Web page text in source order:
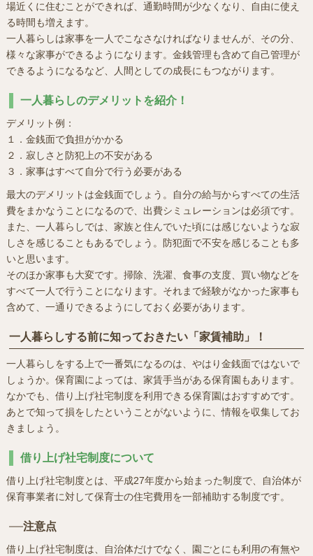
場近くに住むことができれば、通勤時間が少なくなり、自由に使え
る時間も増えます。
一人暮らしは家事を一人でこなさなければなりませんが、その分、
様々な家事ができるようになります。金銭管理も含めて自己管理が
できるようになるなど、人間としての成長にもつながります。
一人暮らしのデメリットを紹介！
デメリット例：
１．金銭面で負担がかかる
２．寂しさと防犯上の不安がある
３．家事はすべて自分で行う必要がある
最大のデメリットは金銭面でしょう。自分の給与からすべての生活
費をまかなうことになるので、出費シミュレーションは必須です。
また、一人暮らしでは、家族と住んでいた頃には感じないような寂
しさを感じることもあるでしょう。防犯面で不安を感じることも多
いと思います。
そのほか家事も大変です。掃除、洗濯、食事の支度、買い物などを
すべて一人で行うことになります。それまで経験がなかった家事も
含めて、一通りできるようにしておく必要があります。
一人暮らしする前に知っておきたい「家賃補助」！
一人暮らしをする上で一番気になるのは、やはり金銭面ではないで
しょうか。保育園によっては、家賃手当がある保育園もあります。
なかでも、借り上げ社宅制度を利用できる保育園はおすすめです。
あとで知って損をしたということがないように、情報を収集してお
きましょう。
借り上げ社宅制度について
借り上げ社宅制度とは、平成27年度から始まった制度で、自治体が
保育事業者に対して保育士の住宅費用を一部補助する制度です。
注意点
借り上げ社宅制度は、自治体だけでなく、園ごとにも利用の有無や